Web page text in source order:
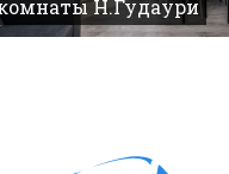
Н.Гудаури